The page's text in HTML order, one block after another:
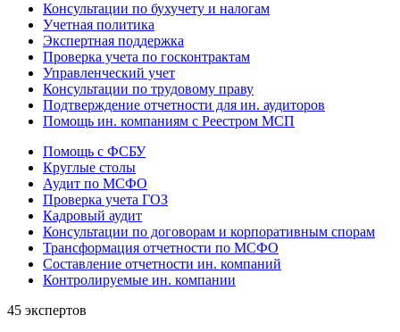
Консультации по бухучету и налогам
Учетная политика
Экспертная поддержка
Проверка учета по госконтрактам
Управленческий учет
Консультации по трудовому праву
Подтверждение отчетности для ин. аудиторов
Помощь ин. компаниям с Реестром МСП
Помощь с ФСБУ
Круглые столы
Аудит по МСФО
Проверка учета ГОЗ
Кадровый аудит
Консультации по договорам и корпоративным спорам
Трансформация отчетности по МСФО
Составление отчетности ин. компаний
Контролируемые ин. компании
45 экспертов